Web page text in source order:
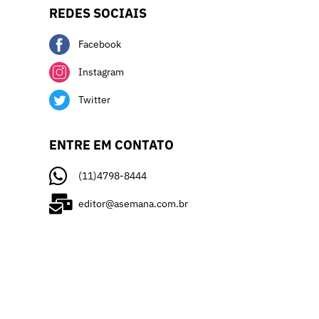
REDES SOCIAIS
Facebook
Instagram
Twitter
ENTRE EM CONTATO
(11)4798-8444
editor@asemana.com.br